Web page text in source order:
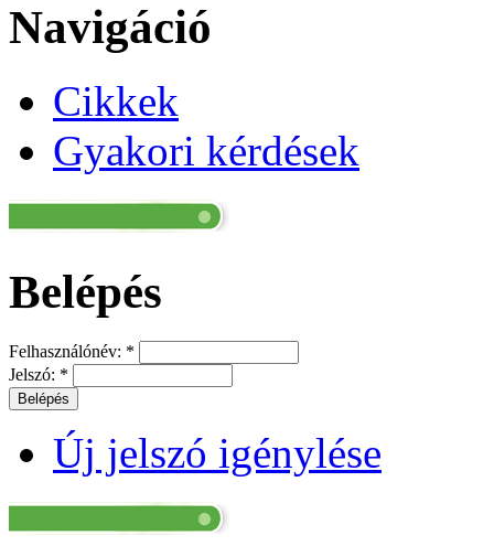
Navigáció
Cikkek
Gyakori kérdések
Belépés
Felhasználónév: *
Jelszó: *
Új jelszó igénylése